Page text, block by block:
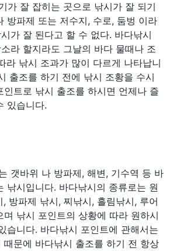
가 잘 잡히는 곳으로 낚시가 잘 되기
방파제 또는 저수지, 수로, 둠벙 이라
가 잘 된다고 할 수 없다. 바다낚시
라 할지라도 그날의 바다 물때나 조
라 낚시 조과가 많이 다르게 나타납니
출조를 하기 전에 낚시 조황을 수시
인트로 낚시 출조를 하시면 언제나 즐
있습니다.
갯바위 나 방파제, 해변, 기수역 등 바
낚시입니다. 바다낚시의 종류로는 원
방파제 낚시, 찌낚시, 흘림낚시, 루어
며 낚시 포인트의 상황에 따라 원하시
습니다. 바다낚시 포인트에 관해서는
때문에 바다낚시 출조를 하기 전 항상